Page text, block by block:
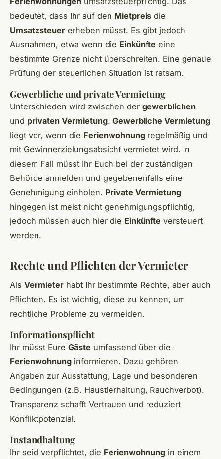
bedeutet, dass Ihr auf den Mietpreis die
Umsatzsteuer erheben müsst. Es gibt jedoch
Ausnahmen, etwa wenn die Einkünfte eine
bestimmte Grenze nicht überschreiten. Eine genaue
Prüfung der steuerlichen Situation ist ratsam.
Gewerbliche und private Vermietung
Unterschieden wird zwischen der gewerblichen
und privaten Vermietung. Gewerbliche Vermietung
liegt vor, wenn die Ferienwohnung regelmäßig und
mit Gewinnerzielungsabsicht vermietet wird. In
diesem Fall müsst Ihr Euch bei der zuständigen
Behörde anmelden und gegebenenfalls eine
Genehmigung einholen. Private Vermietung
hingegen ist meist nicht genehmigungspflichtig,
jedoch müssen auch hier die Einkünfte versteuert
werden.
Rechte und Pflichten der Vermieter
Als Vermieter habt Ihr bestimmte Rechte, aber auch
Pflichten. Es ist wichtig, diese zu kennen, um
rechtliche Probleme zu vermeiden.
Informationspflicht
Ihr müsst Eure Gäste umfassend über die
Ferienwohnung informieren. Dazu gehören
Angaben zur Ausstattung, Lage und besonderen
Bedingungen (z.B. Haustierhaltung, Rauchverbot).
Transparenz schafft Vertrauen und reduziert
Konfliktpotenzial.
Instandhaltung
Ihr seid verpflichtet, die Ferienwohnung in einem